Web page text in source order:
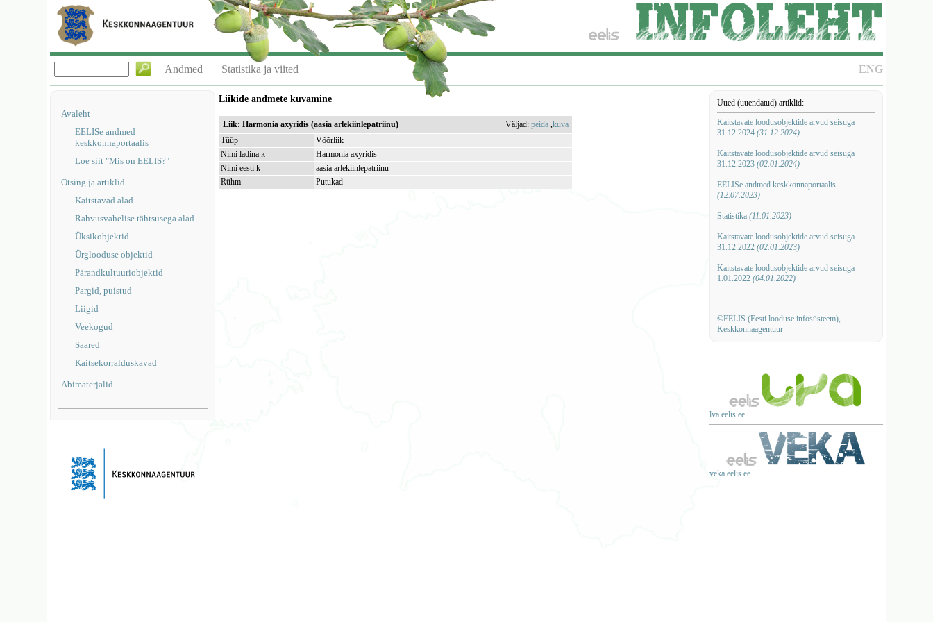
ENG
Andmed Statistika ja viited
Avaleht
EELISe andmed
keskkonnaportaalis
Loe siit "Mis on EELIS?"
Otsing ja artiklid
Kaitstavad alad
Rahvusvahelise tähtsusega alad
Üksikobjektid
Ürglooduse objektid
Pärandkultuuriobjektid
Pargid, puistud
Liigid
Veekogud
Saared
Kaitsekorralduskavad
Abimaterjalid
Uued (uuendatud) artiklid:
Kaitstavate loodusobjektide arvud seisuga
31.12.2024 (31.12.2024)
Kaitstavate loodusobjektide arvud seisuga
31.12.2023 (02.01.2024)
EELISe andmed keskkonnaportaalis
(12.07.2023)
Statistika (11.01.2023)
Kaitstavate loodusobjektide arvud seisuga
31.12.2022 (02.01.2023)
Kaitstavate loodusobjektide arvud seisuga
1.01.2022 (04.01.2022)
©EELIS (Eesti looduse infosüsteem),
Keskkonnaagentuur
lva.eelis.ee
veka.eelis.ee
Liikide andmete kuvamine
Liik: Harmonia axyridis (aasia arlekiinlepatriinu) Väljad:peida ,kuva
Tüüp
Võõrliik
Nimi ladina k
Harmonia axyridis
Nimi eesti k
aasia arlekiinlepatriinu
Rühm
Putukad